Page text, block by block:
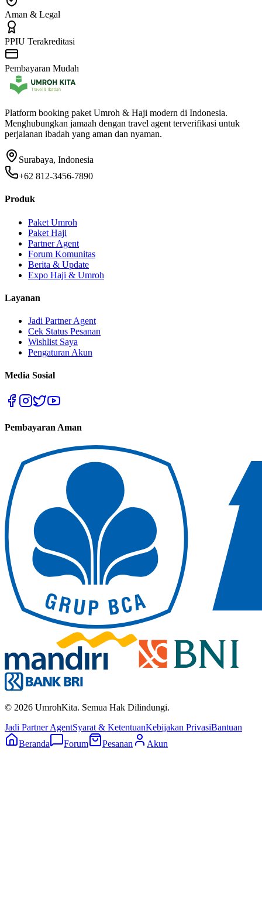
Aman & Legal
PPIU Terakreditasi
Pembayaran Mudah
Platform booking paket Umroh & Haji modern di Indonesia.
Menghubungkan jamaah dengan travel agent terverifikasi untuk
perjalanan ibadah yang aman dan nyaman.
Surabaya, Indonesia
+62 812-3456-7890
Produk
Paket Umroh
Paket Haji
Partner Agent
Forum Komunitas
Berita & Update
Expo Haji & Umroh
Layanan
Jadi Partner Agent
Cek Status Pesanan
Wishlist Saya
Pengaturan Akun
Media Sosial
Pembayaran Aman
© 2026 UmrohKita. Semua Hak Dilindungi.
Jadi Partner AgentSyarat & KetentuanKebijakan PrivasiBantuan
Beranda
Forum Pesanan Akun